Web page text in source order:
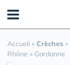
Accueil » Crèches »
Rhône » Gardanne